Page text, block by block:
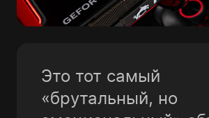
Это тот самый
«брутальный, но